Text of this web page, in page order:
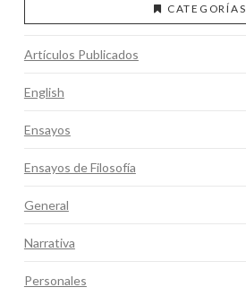
CATEGORÍAS
Artículos Publicados
English
Ensayos
Ensayos de Filosofía
General
Narrativa
Personales